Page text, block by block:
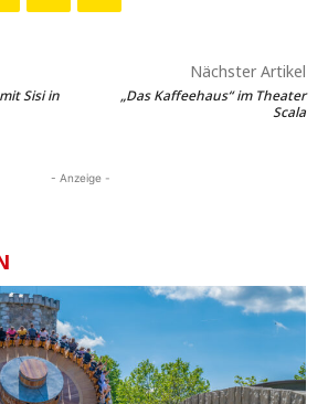
Sisi in
Nächster Artikel
„Das Kaffeehaus“ im Theater
Scala
- Anzeige -